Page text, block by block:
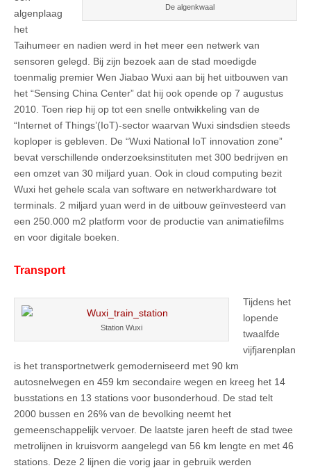
De algenkwaal
algenplaag
het
Taihumeer en nadien werd in het meer een netwerk van
sensoren gelegd. Bij zijn bezoek aan de stad moedigde
toenmalig premier Wen Jiabao Wuxi aan bij het uitbouwen van
het “Sensing China Center” dat hij ook opende op 7 augustus
2010. Toen riep hij op tot een snelle ontwikkeling van de
“Internet of Things’(IoT)-sector waarvan Wuxi sindsdien steeds
koploper is gebleven. De “Wuxi National IoT innovation zone”
bevat verschillende onderzoeksinstituten met 300 bedrijven en
een omzet van 30 miljard yuan. Ook in cloud computing bezit
Wuxi het gehele scala van software en netwerkhardware tot
terminals. 2 miljard yuan werd in de uitbouw geïnvesteerd van
een 250.000 m2 platform voor de productie van animatiefilms
en voor digitale boeken.
Transport
Station Wuxi
Tijdens het
lopende
twaalfde
vijfjarenplan
is het transportnetwerk gemoderniseerd met 90 km
autosnelwegen en 459 km secondaire wegen en kreeg het 14
busstations en 13 stations voor busonderhoud. De stad telt
2000 bussen en 26% van de bevolking neemt het
gemeenschappelijk vervoer. De laatste jaren heeft de stad twee
metrolijnen in kruisvorm aangelegd van 56 km lengte en met 46
stations. Deze 2 lijnen die vorig jaar in gebruik werden